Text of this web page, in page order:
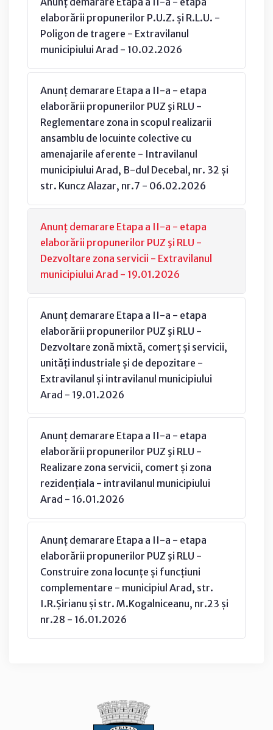
elaborării propunerilor P.U.Z. și R.L.U. -
Poligon de tragere - Extravilanul
municipiului Arad - 10.02.2026
Anunț demarare Etapa a II-a - etapa
elaborării propunerilor PUZ şi RLU -
Reglementare zona in scopul realizarii
ansamblu de locuinte colective cu
amenajarile aferente - Intravilanul
municipiului Arad, B-dul Decebal, nr. 32 și
str. Kuncz Alazar, nr.7 - 06.02.2026
Anunț demarare Etapa a II-a - etapa
elaborării propunerilor PUZ şi RLU -
Dezvoltare zona servicii - Extravilanul
municipiului Arad - 19.01.2026
Anunț demarare Etapa a II-a - etapa
elaborării propunerilor PUZ şi RLU -
Dezvoltare zonă mixtă, comerț și servicii,
unități industriale și de depozitare -
Extravilanul și intravilanul municipiului
Arad - 19.01.2026
Anunț demarare Etapa a II-a - etapa
elaborării propunerilor PUZ şi RLU -
Realizare zona servicii, comert și zona
rezidențiala - intravilanul municipiului
Arad - 16.01.2026
Anunț demarare Etapa a II-a - etapa
elaborării propunerilor PUZ şi RLU -
Construire zona locunțe și funcțiuni
complementare - municipiul Arad, str.
I.R.Șirianu și str. M.Kogalniceanu, nr.23 și
nr.28 - 16.01.2026